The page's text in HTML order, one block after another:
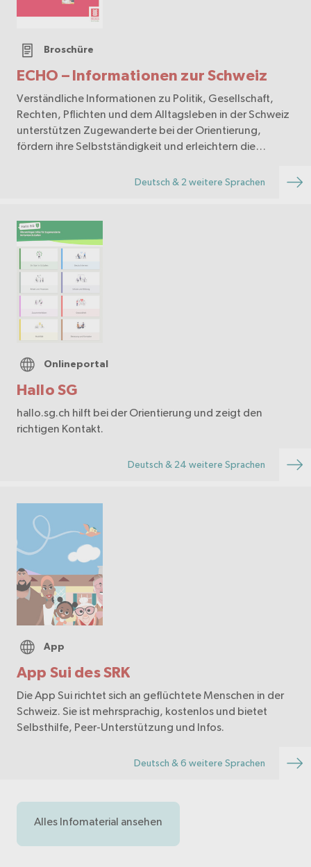
ECHO – Informationen zur Schweiz
Broschüre
Verständliche Informationen zu Politik, Gesellschaft,
Rechten, Pflichten und dem Alltagsleben in der Schweiz
unterstützen Zugewanderte bei der Orientierung,
fördern ihre Selbstständigkeit und erleichtern die
Deutsch & 2 weitere Sprachen
Hallo SG
Onlineportal
hallo.sg.ch hilft bei der Orientierung und zeigt den
richtigen Kontakt.
Deutsch & 24 weitere Sprachen
App Sui des SRK
App
Die App Sui richtet sich an geflüchtete Menschen in der
Schweiz. Sie ist mehrsprachig, kostenlos und bietet
Selbsthilfe, Peer-Unterstützung und Infos.
Deutsch & 6 weitere Sprachen
Alles Infomaterial ansehen